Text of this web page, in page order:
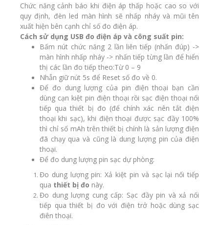
Chức năng cảnh báo khi điện áp thấp hoặc cao so với
quy định, đèn led màn hình sẽ nhấp nháy và mũi tên
xuất hiện bên cạnh chỉ số đo điện áp.
Cách sử dụng USB đo điện áp và công suất pin:
Bấm nút chức năng 2 lần liên tiếp (nhấn đúp) ->
màn hình nhấp nháy -> nhấn tiếp từng lần để hiển
thị các lần đo tiếp theo:Từ 0 – 9
Nhẫn giữ nút 5s để Reset số đo về 0.
Để đo dung lượng của pin điện thoại bạn cần
dùng cạn kiệt pin điện thoại rồi sạc điện thoại nối
tiếp qua thiết bị đo (để chính xác nên tắt điện
thoại khi sạc), khi điện thoại được sạc đầy 100%
thì chỉ số mAh trên thiết bị chính là sản lượng điện
đã chạy qua và cũng là dung lượng pin của điện
thoại.
Để đo dung lượng pin sạc dự phòng:
Đo dung lượng pin: Xả kiệt pin và sạc lại nối tiếp
qua thiết bị đo này.
Đo dung lượng cung cấp: Sạc đầy pin và xả nối
tiếp qua thiết bị đo với điện trở hoặc dùng sạc
điên thoại.